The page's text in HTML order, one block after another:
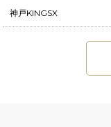
神戸KINGSX